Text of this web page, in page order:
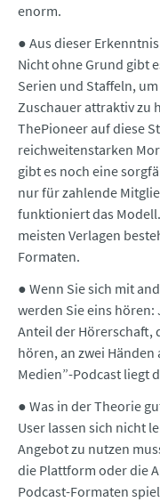
enorm.
● Aus dieser
Nicht ohne Grund gibt
Serien und Staffeln,
Zuschauer attraktiv zu
ThePioneer auf diese
reichweitenstarken
gibt es noch eine
nur für zahlende
funktioniert das
meisten Verlagen
Formaten.
● Wenn Sie sich mit
werden Sie eins hören:
Anteil der Hörerschaft,
hören, an zwei Händen
Medien”-Podcast liegt
● Was in der Theorie
User lassen sich nicht
Angebot zu nutzen
die Plattform oder die
Podcast-Formaten